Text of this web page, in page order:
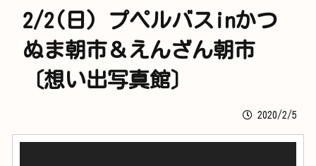
2/2(日) プペルバスinかつ
ぬま朝市＆えんざん朝市
〔想い出写真館〕
2020/2/5